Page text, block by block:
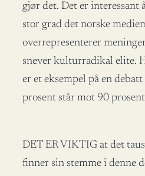
gjør det. Det er interessant
stor grad det norske
overrepresenterer
snever kulturradikal elite.
er et eksempel på en
prosent står mot 90
DET ER VIKTIG at det
finner sin stemme i denne